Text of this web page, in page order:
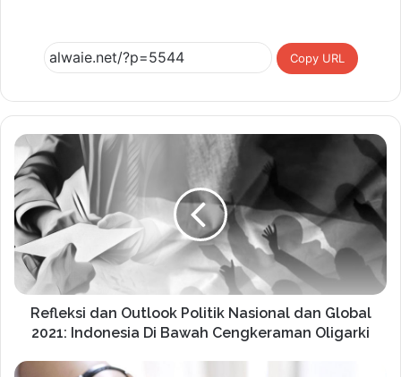
Copy URL
Refleksi dan Outlook Politik Nasional dan Global
2021: Indonesia Di Bawah Cengkeraman Oligarki